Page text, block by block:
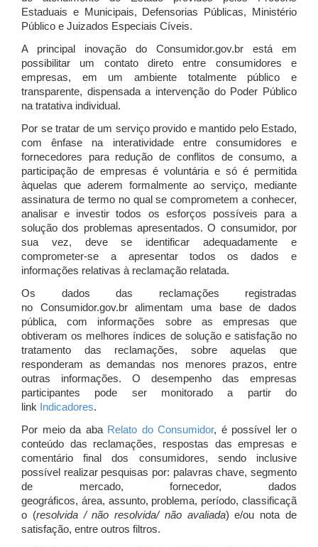
Estaduais e Municipais, Defensorias Públicas, Ministério
Público e Juizados Especiais Cíveis.
A principal inovação do Consumidor.gov.br está em
possibilitar um contato direto entre consumidores e
empresas, em um ambiente totalmente público e
transparente, dispensada a intervenção do Poder Público
na tratativa individual.
Por se tratar de um serviço provido e mantido pelo Estado,
com ênfase na interatividade entre consumidores e
fornecedores para redução de conflitos de consumo, a
participação de empresas é voluntária e só é permitida
àquelas que aderem formalmente ao serviço, mediante
assinatura de termo no qual se comprometem a conhecer,
analisar e investir todos os esforços possíveis para a
solução dos problemas apresentados. O consumidor, por
sua vez, deve se identificar adequadamente e
comprometer-se a apresentar todos os dados e
informações relativas à reclamação relatada.
Os dados das reclamações registradas
no Consumidor.gov.br alimentam uma base de dados
pública, com informações sobre as empresas que
obtiveram os melhores índices de solução e satisfação no
tratamento das reclamações, sobre aquelas que
responderam as demandas nos menores prazos, entre
outras informações. O desempenho das empresas
participantes pode ser monitorado a partir do
link Indicadores.
Por meio da aba Relato do Consumidor, é possível ler o
conteúdo das reclamações, respostas das empresas e
comentário final dos consumidores, sendo inclusive
possível realizar pesquisas por: palavras chave, segmento
de mercado, fornecedor, dados
geográficos, área, assunto, problema, período, classificaçã
o (resolvida / não resolvida/ não avaliada) e/ou nota de
satisfação, entre outros filtros.